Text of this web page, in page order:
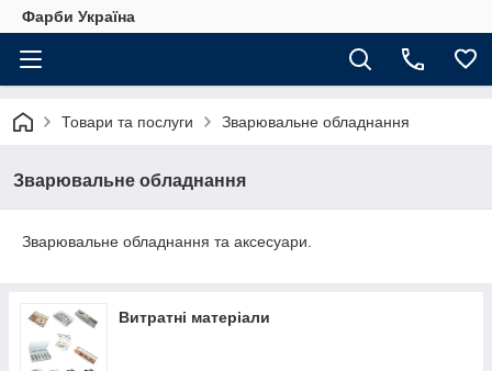
Фарби Україна
Товари та послуги Зварювальне обладнання
Зварювальне обладнання
Зварювальне обладнання та аксесуари.
Витратні матеріали